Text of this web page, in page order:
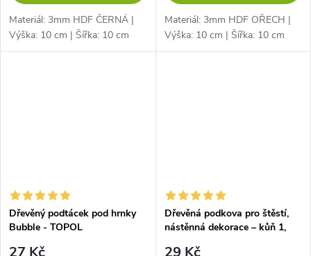
Materiál: 3mm HDF ČERNÁ |
Výška: 10 cm | Šířka: 10 cm
Materiál: 3mm HDF OŘECH |
Výška: 10 cm | Šířka: 10 cm
Dřevěný podtácek pod hrnky
Bubble - TOPOL
Dřevěná podkova pro štěstí,
nástěnná dekorace – kůň 1,